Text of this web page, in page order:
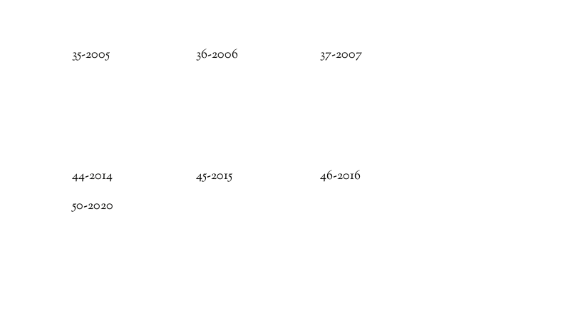
35-2005 36-2006
37-2007
44-2014 45-2015
46-2016
50-2020